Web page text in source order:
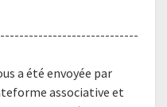
a été envoyée par
associative et